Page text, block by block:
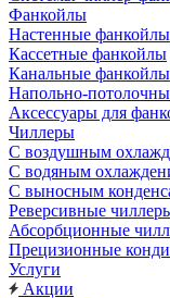
Фанкойлы
Настенные фанкойлы
Кассетные фанкойлы
Канальные фанкойлы
Напольно-
Аксессуары для
Чиллеры
С воздушным
С водяным
С выносным
Реверсивные
Абсорбционные
Прецизионные
Услуги
Акции